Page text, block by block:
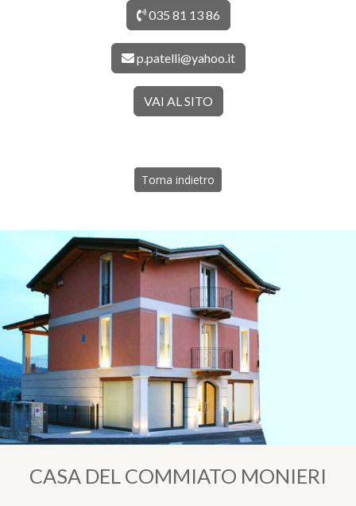
035 81 13 86
p.patelli@yahoo.it
VAI AL SITO
Torna indietro
CASA DEL COMMIATO MONIERI